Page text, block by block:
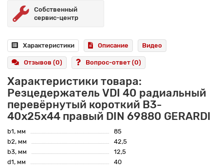
Собственный
сервис-центр
Характеристики Описание Видео
Отзывов (0) Вопрос-ответ (0)
Характеристики товара:
Резцедержатель VDI 40 радиальный
перевёрнутый короткий B3-
40х25х44 правый DIN 69880 GERARDI
b1, мм
85
b2, мм
42,5
b3, мм
12,5
d1, мм
40